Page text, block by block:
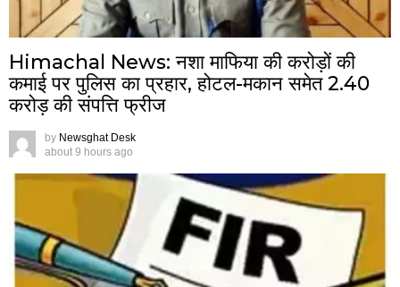
Himachal News: नशा माफिया की करोड़ों की
कमाई पर पुलिस का प्रहार, होटल-मकान समेत 2.40
करोड़ की संपत्ति फ्रीज
by Newsghat Desk
about 9 hours ago